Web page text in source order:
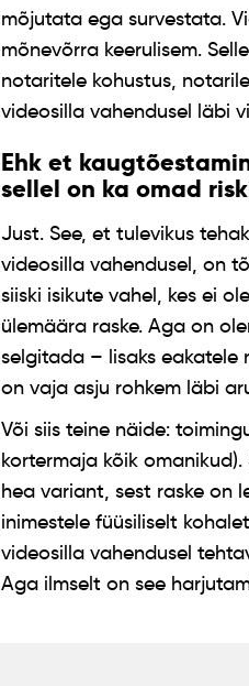
mõjutata ega survestata.
mõnevõrra keerulisem.
notaritele kohustus,
videosilla vahendusel läbi
Ehk et
sellel on ka omad
Just. See, et tulevikus
videosilla vahendusel, on
siiski isikute vahel, kes ei
ülemäära raske. Aga on
selgitada – lisaks eakatele
on vaja asju rohkem läbi
Või siis teine näide:
kortermaja kõik
hea variant, sest raske on
inimestele füüsiliselt
videosilla vahendusel
Aga ilmselt on see